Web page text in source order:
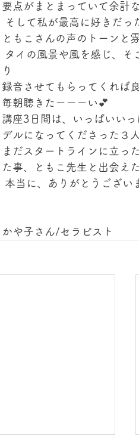
要点がまとまっていて余計
そして私が最高に好きだっ
ともこさんの声のトーンと
タイの風景や風を感じ、そ
り
録音させてもらってくれば
毎朝聴きたーーーい💕
講座3日間は、いっぱいい
デルになってくださった３
まだスタートラインに立っ
た事、ともこ先生と出会え
本当に、ありがとうござい
かや子さん/セラピスト